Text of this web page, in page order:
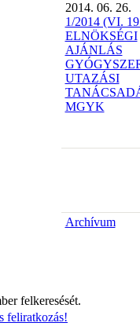
2014. 06. 26.
1/2014 (VI.
ELNÖKSÉGI
AJÁNLÁS
UTAZÁSI
MGYK
Archívum
felkeresését.
feliratkozás!